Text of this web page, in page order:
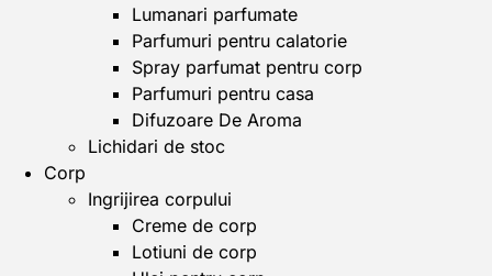
Lumanari parfumate
Parfumuri pentru calatorie
Spray parfumat pentru corp
Parfumuri pentru casa
Difuzoare De Aroma
Lichidari de stoc
Corp
Ingrijirea corpului
Creme de corp
Lotiuni de corp